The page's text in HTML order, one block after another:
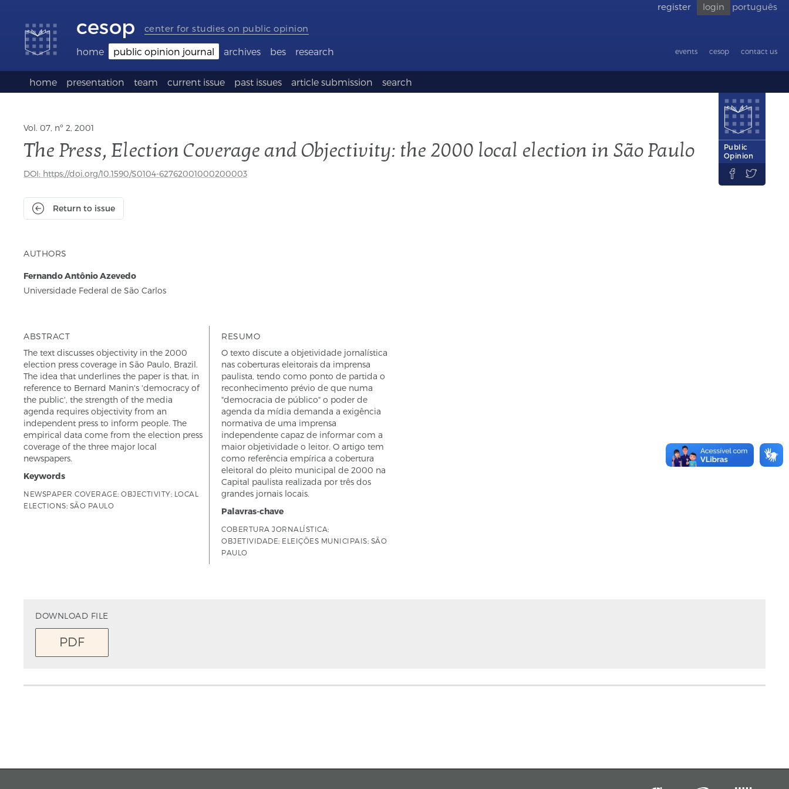
content
(Seletor
idioma)
cesop center for studies on public opinion
home public opinion journal
home presentation team current issue past issues article submission search
archives bes research events cesop contact us
register login português
Vol. 07, nº 2, 2001
The Press, Election Coverage and Objectivity: the 2000 local election in São Paulo
DOI: https://doi.org/10.1590/S0104-62762001000200003
Return to issue
Public
Opinion
 
AUTHORS
Fernando Antônio Azevedo
Universidade Federal de São Carlos
ABSTRACT
The text discusses objectivity in the 2000
election press coverage in São Paulo, Brazil.
The idea that underlines the paper is that, in
reference to Bernard Manin's 'democracy of
the public', the strength of the media
agenda requires objectivity from an
independent press to inform people. The
empirical data come from the election press
coverage of the three major local
newspapers.
Keywords
NEWSPAPER COVERAGE; OBJECTIVITY; LOCAL
ELECTIONS; SÃO PAULO
RESUMO
O texto discute a objetividade jornalística
nas coberturas eleitorais da imprensa
paulista, tendo como ponto de partida o
reconhecimento prévio de que numa
"democracia de público" o poder de
agenda da mídia demanda a exigência
normativa de uma imprensa
independente capaz de informar com a
maior objetividade o leitor. O artigo tem
como referência empírica a cobertura
eleitoral do pleito municipal de 2000 na
Capital paulista realizada por três dos
grandes jornais locais.
Palavras-chave
COBERTURA JORNALÍSTICA;
OBJETIVIDADE; ELEIÇÕES MUNICIPAIS; SÃO
PAULO
DOWNLOAD FILE
PDF